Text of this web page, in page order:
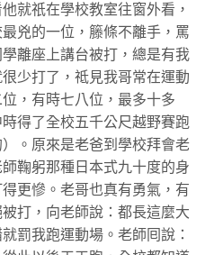
就祇在學校教室往窗外看，
兇的一位，籐條不離手，罵
離座上講台被打，總是有我
少打了，祗見我哥常在運動
，有時七八位，最多十多
得了全校五千公尺越野賽跑
。原來是老爸到學校拜會老
鞠躬那種日本式九十度的身
更慘。老哥也真有勇氣，有
打，向老師說：都長這麼大
罰我跑運動場。老師囘說：